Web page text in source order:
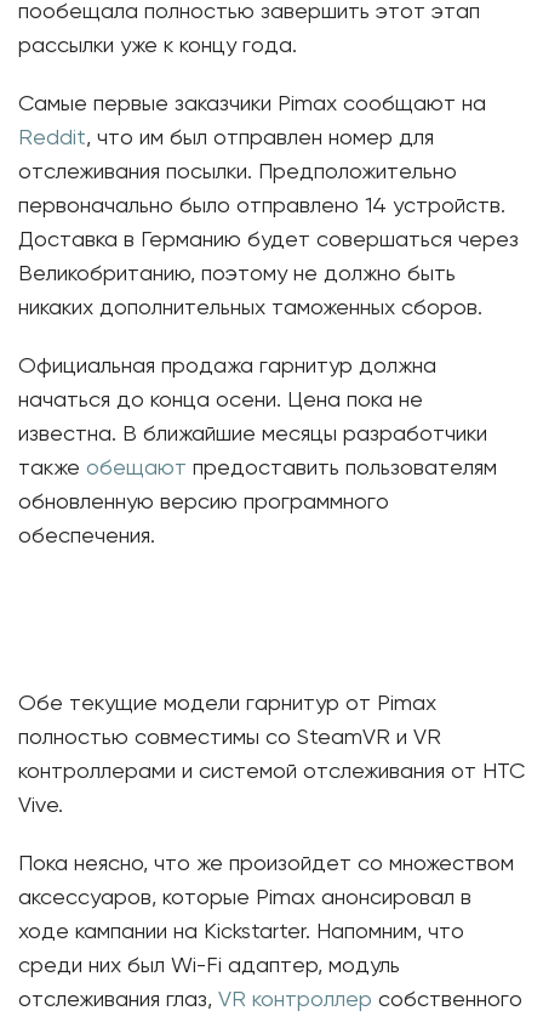
пообещала полностью завершить этот этап
рассылки уже к концу года.
Самые первые заказчики Pimax сообщают на
Reddit, что им был отправлен номер для
отслеживания посылки. Предположительно
первоначально было отправлено 14 устройств.
Доставка в Германию будет совершаться через
Великобританию, поэтому не должно быть
никаких дополнительных таможенных сборов.
Официальная продажа гарнитур должна
начаться до конца осени. Цена пока не
известна. В ближайшие месяцы разработчики
также обещают предоставить пользователям
обновленную версию программного
обеспечения.
Обе текущие модели гарнитур от Pimax
полностью совместимы со SteamVR и VR
контроллерами и системой отслеживания от HTC
Vive.
Пока неясно, что же произойдет со множеством
аксессуаров, которые Pimax анонсировал в
ходе кампании на Kickstarter. Напомним, что
среди них был Wi-Fi адаптер, модуль
отслеживания глаз, VR контроллер собственного